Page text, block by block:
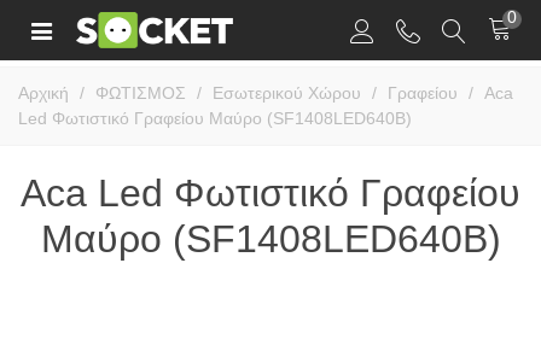
0
Αρχική / ΦΩΤΙΣΜΟΣ / Εσωτερικού Χώρου / Γραφείου / Aca
Led Φωτιστικό Γραφείου Μαύρο (SF1408LED640B)
Aca Led Φωτιστικό Γραφείου
Μαύρο (SF1408LED640B)